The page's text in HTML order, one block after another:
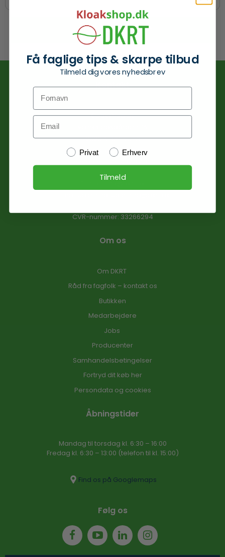
Ingen produkter fundet.
Kontakt
Kloakshop.dk
2620 Albertslund
Danmark
CVR-nummer: 33266294
Om os
Om DKRT
Råd fra fagfolk – kontakt os
Butikken
Medarbejdere
Jobs
Producenter
Samhandelsbetingelser
Fortryd dit køb her
Persondata og cookies
Åbningstider
Mandag til torsdag kl. 6:30 – 16​:00
Fredag kl. 6:30 – 13:00 (telefon til kl. 15:00)​
Find os på Googlemaps
Følg os
Få faglige tips & skarpe tilbud
Tilmeld dig vores nyhedsbrev
Fornavn
Email
Kundetype
Privat Erhverv
Tilmeld